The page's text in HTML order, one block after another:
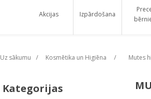
Akcijas Izpārdošana
Uz sākumu / Kosmētika un Higiēna / Mutes
Kategorijas